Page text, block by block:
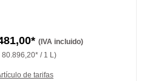
(IVA incluido)
80.896,20* / 1 L)
de tarifas